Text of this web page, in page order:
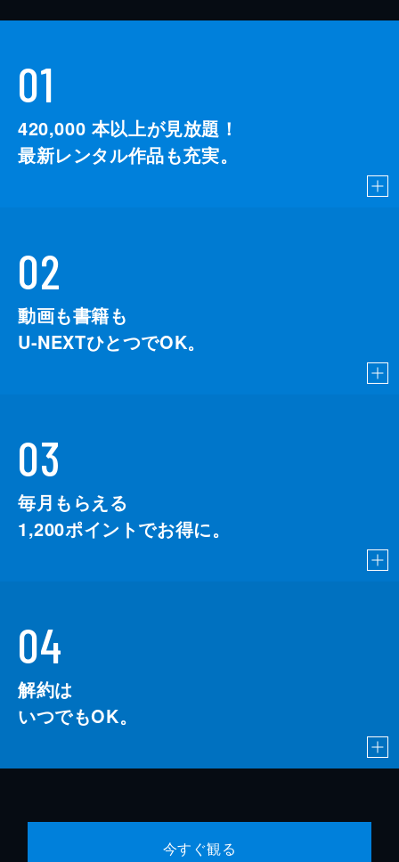
01
420,000 本以上が見放題！
最新レンタル作品も充実。
02
動画も書籍も
U-NEXTひとつでOK。
03
毎月もらえる
1,200ポイントでお得に。
04
解約は
いつでもOK。
今すぐ観る